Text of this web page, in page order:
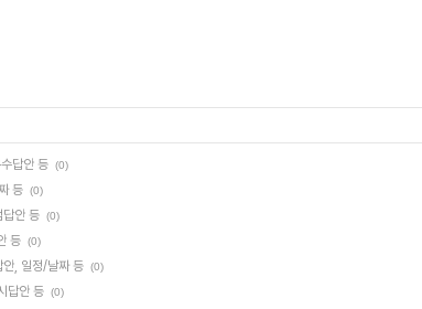
답안 등 (0)
등 (0)
안 등 (0)
등 (0)
, 일정/날짜 등 (0)
답안 등 (0)